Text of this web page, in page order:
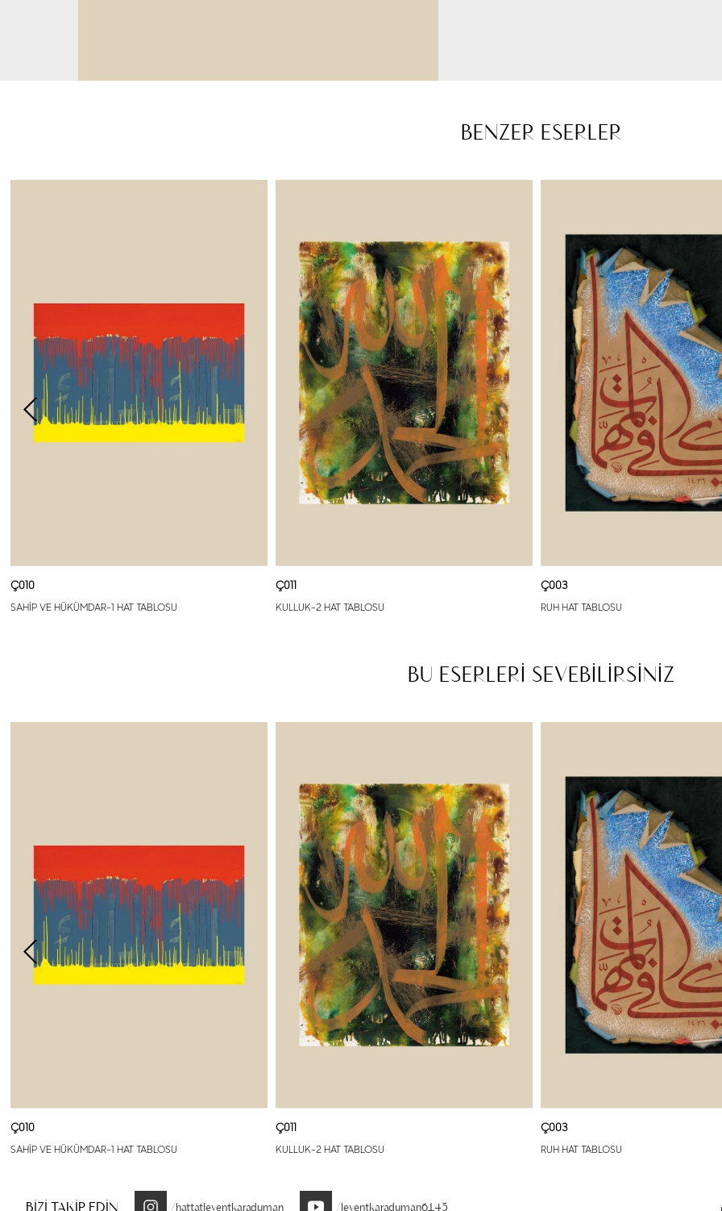
BENZER ESERLER
Ç010
SAHİP VE HÜKÜMDAR-1 HAT TABLOSU
Ç011
KULLUK-2 HAT TABLOSU
Ç003
RUH HAT TABLOSU
BU ESERLERİ SEVEBİLİRSİNİZ
Ç010
SAHİP VE HÜKÜMDAR-1 HAT TABLOSU
Ç011
KULLUK-2 HAT TABLOSU
Ç003
RUH HAT TABLOSU
BİZİ TAKİP EDİN /hattatleventkaraduman /leventkaraduman6145